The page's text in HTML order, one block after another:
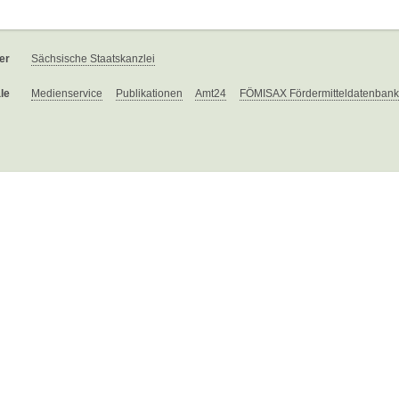
Sächsische Staatskanzlei
Medienservice Publikationen Amt24 FÖMISAX Fördermitteldatenbank